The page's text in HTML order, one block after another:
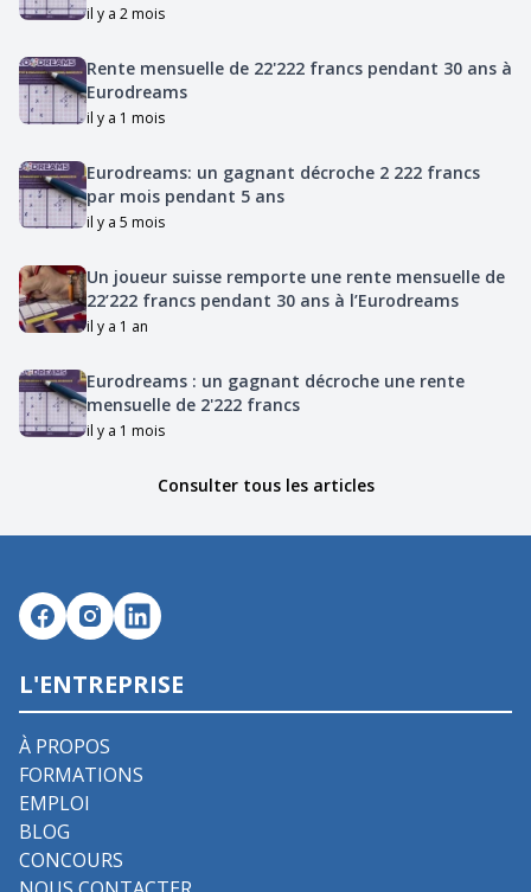
il y a 2 mois
Rente mensuelle de 22'222 francs pendant 30 ans à
Eurodreams
il y a 1 mois
Eurodreams: un gagnant décroche 2 222 francs
par mois pendant 5 ans
il y a 5 mois
Un joueur suisse remporte une rente mensuelle de
22’222 francs pendant 30 ans à l’Eurodreams
il y a 1 an
Eurodreams : un gagnant décroche une rente
mensuelle de 2'222 francs
il y a 1 mois
Consulter tous les articles
L'ENTREPRISE
À PROPOS
FORMATIONS
EMPLOI
BLOG
CONCOURS